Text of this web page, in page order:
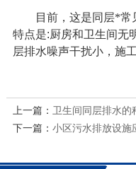
目前，这是同层*常
特点是:厨房和卫生间无
层排水噪声干扰小，施工
上一篇： 卫生间同层排水
下一篇： 小区污水排放设施